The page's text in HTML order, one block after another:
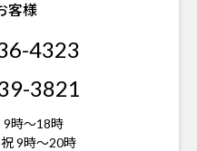
客様
4323
3821
9時～18時
9時～20時